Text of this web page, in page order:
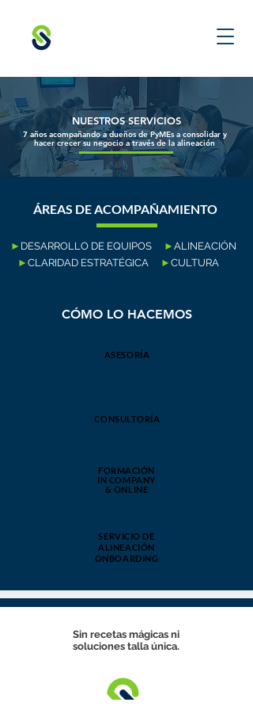
NUESTROS SERVICIOS
7 años acompañando a dueños de PyMEs a consolidar y
hacer crecer su negocio a través de la alineación
ÁREAS DE ACOMPAÑAMIENTO
► DESARROLLO DE EQUIPOS ► ALINEACIÓN
► CLARIDAD ESTRATÉGICA ► CULTURA
CÓMO LO HACEMOS
ASESORÍA
CONSULTORÍA
FORMACIÓN
IN COMPANY
& ONLINE
SERVICIO DE
ALINEACIÓN
ONBOARDING
Sin recetas mágicas ni
soluciones talla única.